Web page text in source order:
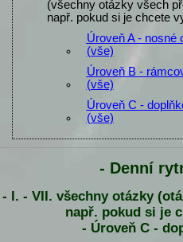
(všechny otázky všech
např. pokud si je chcete
Úroveň A - nosné
(vše)
Úroveň B -
(vše)
Úroveň C -
(vše)
- Denní
- I. - VII. všechny otázky
např. pokud si je
- Úroveň C -